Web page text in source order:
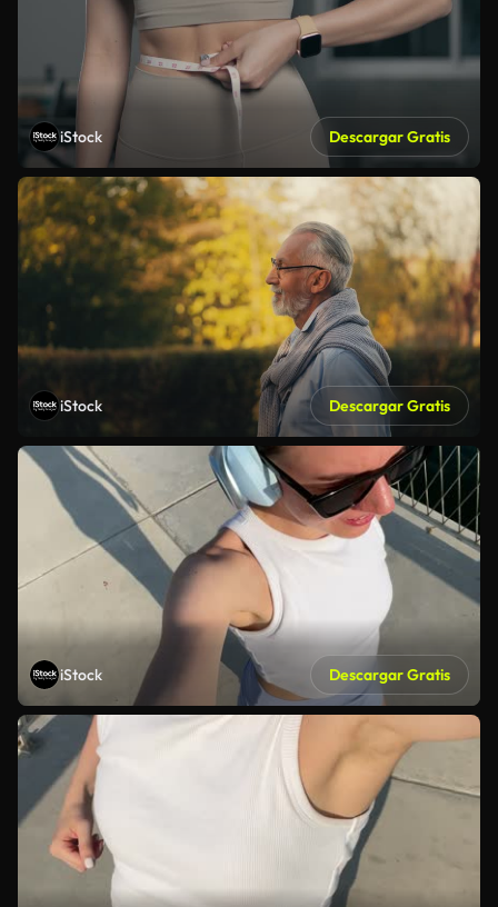
iStock Descargar Gratis
iStock Descargar Gratis
iStock Descargar Gratis